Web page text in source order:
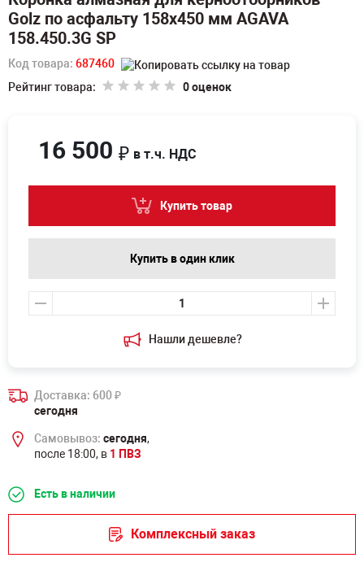
Golz по асфальту 158х450 мм AGAVA
158.450.3G SP
Код товара: 687460
Рейтинг товара:
0 оценок
Нашли дешевле?
16 500 ₽ в т.ч. НДС
Купить товар
Купить в один клик
Доставка: 600₽
сегодня
Самовывоз: сегодня,
после 18:00, в 1 ПВЗ
Есть в наличии
Комплексный заказ